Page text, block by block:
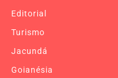
Editorial
Turismo
Jacundá
Goianésia